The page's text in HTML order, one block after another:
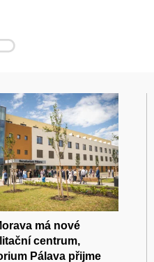
má nové
centrum,
Pálava přijme